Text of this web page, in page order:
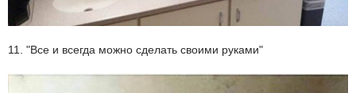
11. "Все и всегда можно сделать своими руками"